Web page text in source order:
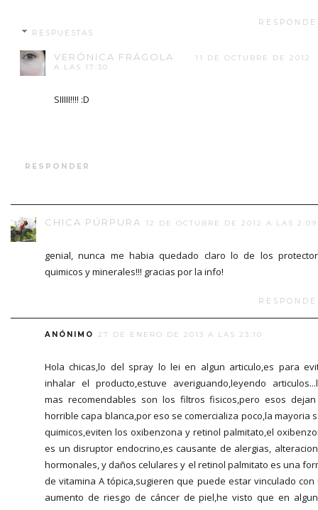
RESPUESTAS
VERÓNICA FRÁGOLA
11 DE OCTUBRE DE 2012
A LAS 17:30
SIIIII!!!! :D
RESPONDER
CHICA PÚRPURA 12 DE OCTUBRE DE 2012 A LAS 2:09
genial, nunca me habia quedado claro lo de los
quimicos y minerales!!! gracias por la info!
ANÓNIMO 27 DE ENERO DE 2013 A LAS 23:10
Hola chicas,lo del spray lo lei en algun articulo,es para
inhalar el producto,estuve averiguando,leyendo
mas recomendables son los filtros fisicos,pero esos
horrible capa blanca,por eso se comercializa poco,la mayoria
quimicos,eviten los oxibenzona y retinol palmitato,el
es un disruptor endocrino,es causante de alergias,
hormonales, y daños celulares y el retinol palmitato es una
de vitamina A tópica,sugieren que puede estar vinculado con
aumento de riesgo de cáncer de piel,he visto que en